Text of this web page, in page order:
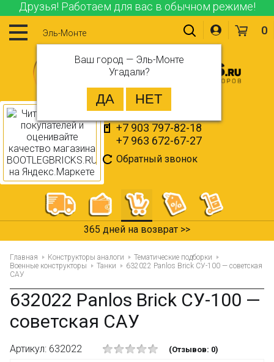
Друзья! Работаем для вас в обычном режиме!
Эль-Монте
Ваш город — Эль-Монте
Угадали?
+7 903 797-82-18
+7 963 672-67-27
Обратный звонок
0
365 дней на возврат >>
Главная Конструкторы аналоги
Тематические подборки
Военные конструкторы
Танки
632022 Panlos Brick СУ-100 — советская
САУ
632022 Panlos Brick СУ-100 —
советская САУ
Артикул: 632022 (Отзывов: 0)